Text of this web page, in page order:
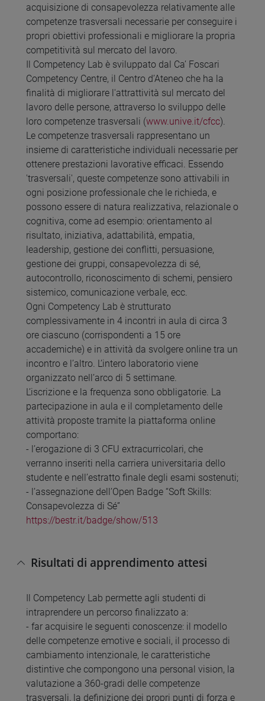
acquisizione di consapevolezza relativamente alle
competenze trasversali necessarie per conseguire i
propri obiettivi professionali e migliorare la propria
competitività sul mercato del lavoro.
Il Competency Lab è sviluppato dal Ca’ Foscari
Competency Centre, il Centro d’Ateneo che ha la
finalità di migliorare l'attrattività sul mercato del
lavoro delle persone, attraverso lo sviluppo delle
loro competenze trasversali (www.unive.it/cfcc).
Le competenze trasversali rappresentano un
insieme di caratteristiche individuali necessarie per
ottenere prestazioni lavorative efficaci. Essendo
'trasversali', queste competenze sono attivabili in
ogni posizione professionale che le richieda, e
possono essere di natura realizzativa, relazionale o
cognitiva, come ad esempio: orientamento al
risultato, iniziativa, adattabilità, empatia,
leadership, gestione dei conflitti, persuasione,
gestione dei gruppi, consapevolezza di sé,
autocontrollo, riconoscimento di schemi, pensiero
sistemico, comunicazione verbale, ecc.
Ogni Competency Lab è strutturato
complessivamente in 4 incontri in aula di circa 3
ore ciascuno (corrispondenti a 15 ore
accademiche) e in attività da svolgere online tra un
incontro e l’altro. L’intero laboratorio viene
organizzato nell’arco di 5 settimane.
L’iscrizione e la frequenza sono obbligatorie. La
partecipazione in aula e il completamento delle
attività proposte tramite la piattaforma online
comportano:
- l’erogazione di 3 CFU extracurricolari, che
verranno inseriti nella carriera universitaria dello
studente e nell’estratto finale degli esami sostenuti;
- l’assegnazione dell’Open Badge “Soft Skills:
Consapevolezza di Sé”
https://bestr.it/badge/show/513
Risultati di apprendimento attesi
Il Competency Lab permette agli studenti di
intraprendere un percorso finalizzato a:
- far acquisire le seguenti conoscenze: il modello
delle competenze emotive e sociali, il processo di
cambiamento intenzionale, le caratteristiche
distintive che compongono una personal vision, la
valutazione a 360-gradi delle competenze
trasversali, la definizione dei propri punti di forza e